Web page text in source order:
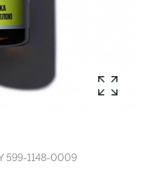
599-1148-0009